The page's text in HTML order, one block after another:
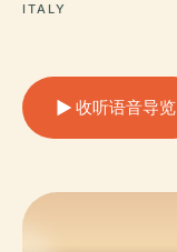
ITALY
收听语音导览